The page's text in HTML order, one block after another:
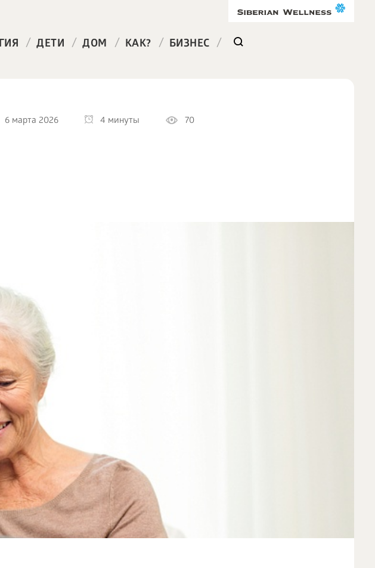
/ ДЕТИ / ДОМ / КАК? / БИЗНЕС /
6 марта 2026 4 минуты 70